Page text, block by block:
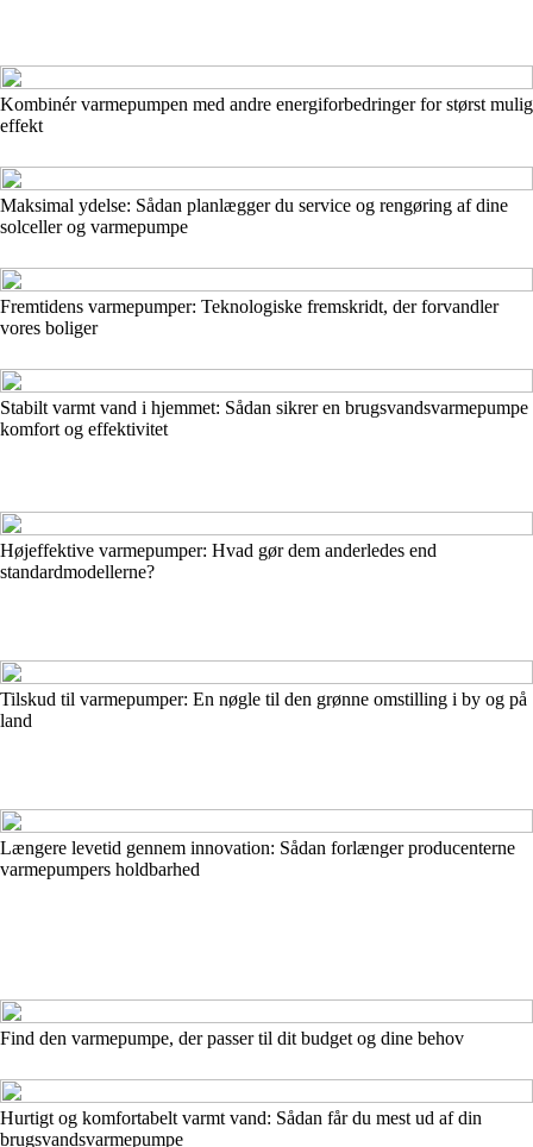
Kombinér varmepumpen med andre energiforbedringer for størst mulig
effekt
Maksimal ydelse: Sådan planlægger du service og rengøring af dine
solceller og varmepumpe
Fremtidens varmepumper: Teknologiske fremskridt, der forvandler
vores boliger
Stabilt varmt vand i hjemmet: Sådan sikrer en brugsvandsvarmepumpe
komfort og effektivitet
Højeffektive varmepumper: Hvad gør dem anderledes end
standardmodellerne?
Tilskud til varmepumper: En nøgle til den grønne omstilling i by og på
land
Længere levetid gennem innovation: Sådan forlænger producenterne
varmepumpers holdbarhed
Find den varmepumpe, der passer til dit budget og dine behov
Hurtigt og komfortabelt varmt vand: Sådan får du mest ud af din
brugsvandsvarmepumpe